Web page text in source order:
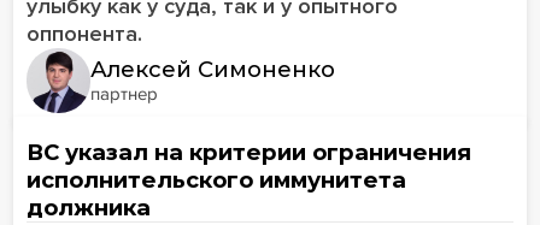
улыбку как у суда, так и у опытного
оппонента.
Алексей Симоненко
партнер
ВС указал на критерии ограничения
исполнительского иммунитета
должника